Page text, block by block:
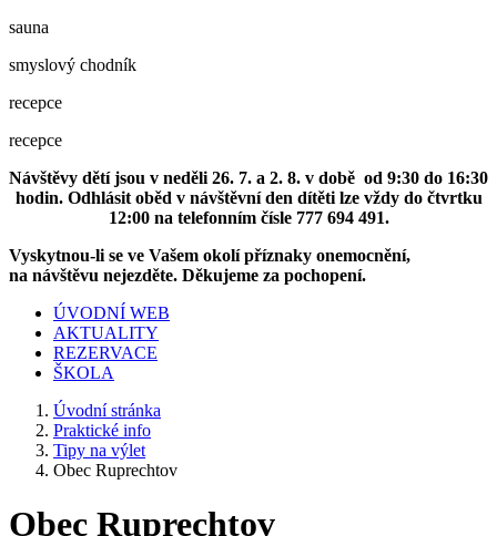
sauna
smyslový chodník
recepce
recepce
Návštěvy dětí jsou v neděli 26. 7. a 2. 8. v době od 9:30 do 16:30
hodin. Odhlásit oběd v návštěvní den dítěti lze vždy do čtvrtku
12:00 na telefonním čísle 777 694 491.
Vyskytnou-li se ve Vašem okolí příznaky onemocnění,
na návštěvu nejezděte. Děkujeme za pochopení.
ÚVODNÍ WEB
AKTUALITY
REZERVACE
ŠKOLA
Úvodní stránka
Praktické info
Tipy na výlet
Obec Ruprechtov
Obec Ruprechtov